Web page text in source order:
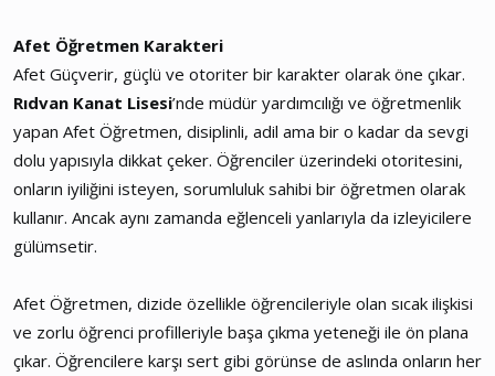
Afet Öğretmen Karakteri
Afet Güçverir, güçlü ve otoriter bir karakter olarak öne çıkar.
Rıdvan Kanat Lisesi’nde müdür yardımcılığı ve öğretmenlik
yapan Afet Öğretmen, disiplinli, adil ama bir o kadar da sevgi
dolu yapısıyla dikkat çeker. Öğrenciler üzerindeki otoritesini,
onların iyiliğini isteyen, sorumluluk sahibi bir öğretmen olarak
kullanır. Ancak aynı zamanda eğlenceli yanlarıyla da izleyicilere
gülümsetir.
Afet Öğretmen, dizide özellikle öğrencileriyle olan sıcak ilişkisi
ve zorlu öğrenci profilleriyle başa çıkma yeteneği ile ön plana
çıkar. Öğrencilere karşı sert gibi görünse de aslında onların her